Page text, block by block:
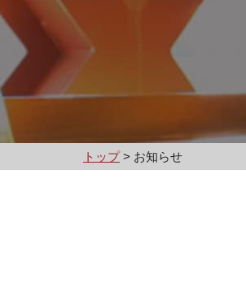
トップ> お知らせ